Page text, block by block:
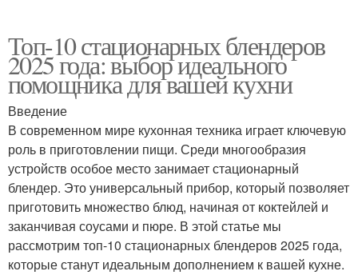
Топ-10 стационарных блендеров
2025 года: выбор идеального
помощника для вашей кухни
Введение
В современном мире кухонная техника играет ключевую
роль в приготовлении пищи. Среди многообразия
устройств особое место занимает стационарный
блендер. Это универсальный прибор, который позволяет
приготовить множество блюд, начиная от коктейлей и
заканчивая соусами и пюре. В этой статье мы
рассмотрим топ-10 стационарных блендеров 2025 года,
которые станут идеальным дополнением к вашей кухне.